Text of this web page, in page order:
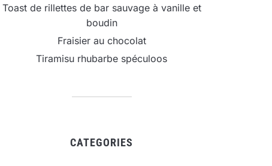
Toast de rillettes de bar sauvage à vanille et
boudin
Fraisier au chocolat
Tiramisu rhubarbe spéculoos
CATEGORIES